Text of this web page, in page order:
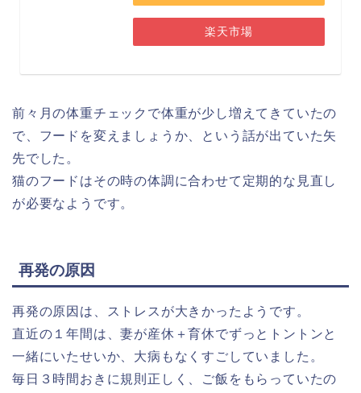
楽天市場
前々月の体重チェックで体重が少し増えてきていたの
で、フードを変えましょうか、という話が出ていた矢
先でした。
猫のフードはその時の体調に合わせて定期的な見直し
が必要なようです。
再発の原因
再発の原因は、ストレスが大きかったようです。
直近の１年間は、妻が産休＋育休でずっとトントンと
一緒にいたせいか、大病もなくすごしていました。
毎日３時間おきに規則正しく、ご飯をもらっていたの